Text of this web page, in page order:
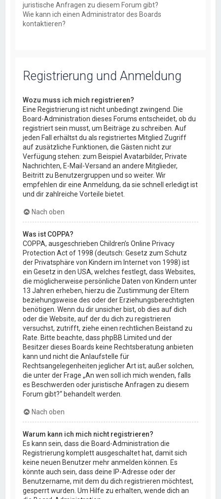
juristische Anfragen zu diesem Forum gibt?
Wie kann ich einen Administrator des Boards
kontaktieren?
Registrierung und Anmeldung
Wozu muss ich mich registrieren?
Eine Registrierung ist nicht unbedingt zwingend. Die
Board-Administration dieses Forums entscheidet, ob du
registriert sein musst, um Beiträge zu schreiben. Auf
jeden Fall erhältst du als registriertes Mitglied Zugriff
auf zusätzliche Funktionen, die Gästen nicht zur
Verfügung stehen: zum Beispiel Avatarbilder, Private
Nachrichten, E-Mail-Versand an andere Mitglieder,
Beitritt zu Benutzergruppen und so weiter. Wir
empfehlen dir eine Anmeldung, da sie schnell erledigt ist
und dir zahlreiche Vorteile bietet.
Nach oben
Was ist COPPA?
COPPA, ausgeschrieben Children’s Online Privacy
Protection Act of 1998 (deutsch: Gesetz zum Schutz
der Privatsphäre von Kindern im Internet von 1998) ist
ein Gesetz in den USA, welches festlegt, dass Websites,
die möglicherweise persönliche Daten von Kindern unter
13 Jahren erheben, hierzu die Zustimmung der Eltern
beziehungsweise des oder der Erziehungsberechtigten
benötigen. Wenn du dir unsicher bist, ob dies auf dich
oder die Website, auf der du dich zu registrieren
versuchst, zutrifft, ziehe einen rechtlichen Beistand zu
Rate. Bitte beachte, dass phpBB Limited und der
Besitzer dieses Boards keine Rechtsberatung anbieten
kann und nicht die Anlaufstelle für
Rechtsangelegenheiten jeglicher Art ist; außer solchen,
die unter der Frage „An wen soll ich mich wenden, falls
es Beschwerden oder juristische Anfragen zu diesem
Forum gibt?“ behandelt werden.
Nach oben
Warum kann ich mich nicht registrieren?
Es kann sein, dass die Board-Administration die
Registrierung komplett ausgeschaltet hat, damit sich
keine neuen Benutzer mehr anmelden können. Es
könnte auch sein, dass deine IP-Adresse oder der
Benutzername, mit dem du dich registrieren möchtest,
gesperrt wurden. Um Hilfe zu erhalten, wende dich an